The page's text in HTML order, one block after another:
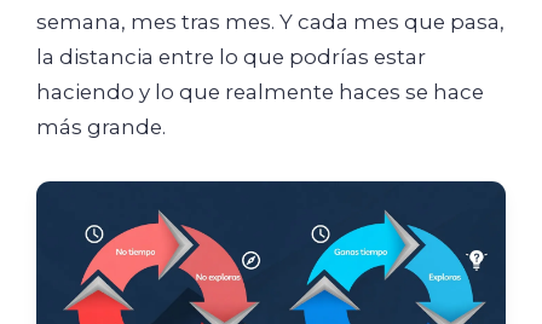
semana, mes tras mes. Y cada mes que pasa,
la distancia entre lo que podrías estar
haciendo y lo que realmente haces se hace
más grande.